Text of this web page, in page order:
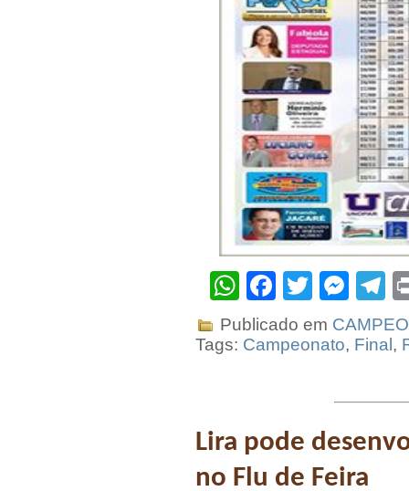
WhatsApp
Facebook
Twitter
Publicado em
Tags: Campeonato, Final ,
Lira pode
no Flu de Feira